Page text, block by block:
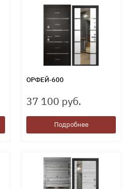
ОРФЕЙ-600
37 100 руб.
Подробнее